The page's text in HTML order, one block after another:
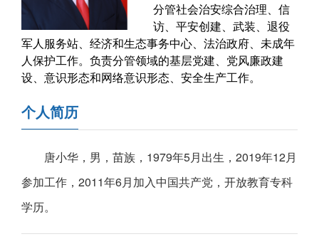
分管社会治安综合治理、信
访、平安创建、武装、退役
军人服务站、经济和生态事务中心、法治政府、未成年
人保护工作。负责分管领域的基层党建、党风廉政建
设、意识形态和网络意识形态、安全生产工作。
个人简历
唐小华，男，苗族，1979年5月出生，2019年12月
参加工作，2011年6月加入中国共产党，开放教育专科
学历。